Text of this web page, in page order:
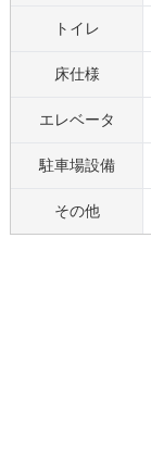
トイレ
床仕様
エレベータ
駐車場設備
その他